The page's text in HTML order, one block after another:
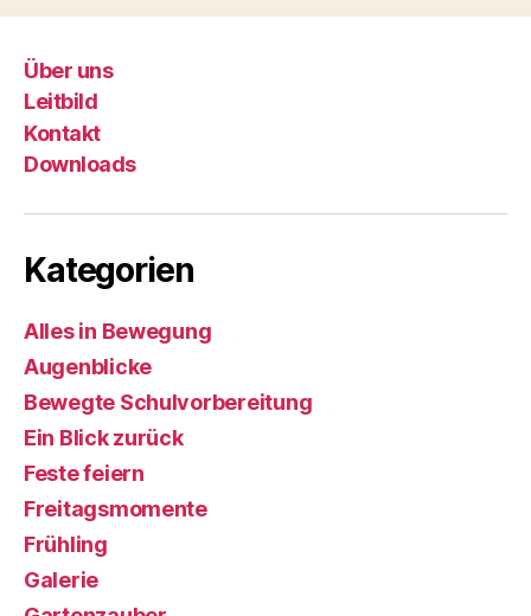
Über uns
Leitbild
Kontakt
Downloads
Kategorien
Alles in Bewegung
Augenblicke
Bewegte Schulvorbereitung
Ein Blick zurück
Feste feiern
Freitagsmomente
Frühling
Galerie